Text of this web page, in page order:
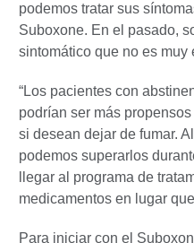
podemos tratar sus
Suboxone. En el pasado,
sintomático que no es muy
“Los pacientes con
podrían ser más
si desean dejar de fumar.
podemos superarlos
llegar al programa de
medicamentos en lugar
Para iniciar con el